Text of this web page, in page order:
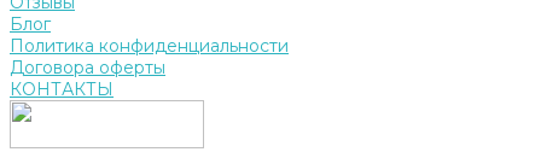
Блог
Политика конфиденциальности
Договора оферты
КОНТАКТЫ